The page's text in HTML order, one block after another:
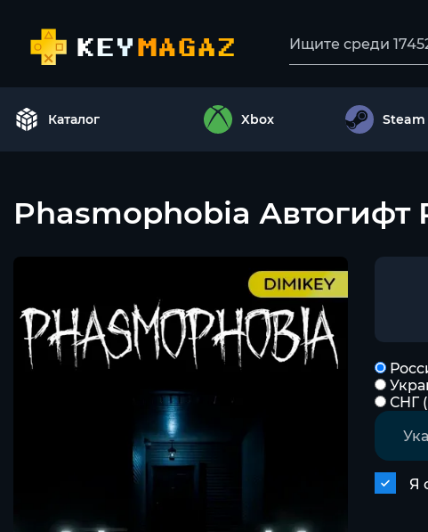
Каталог Xbox Steam
Phasmophobia Автогифт
СНГ
Я